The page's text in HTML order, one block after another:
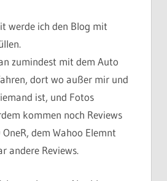
werde ich den Blog mit
zumindest mit dem Auto
dort wo außer mir und
ist, und Fotos
kommen noch Reviews
dem Wahoo Elemnt
andere Reviews.